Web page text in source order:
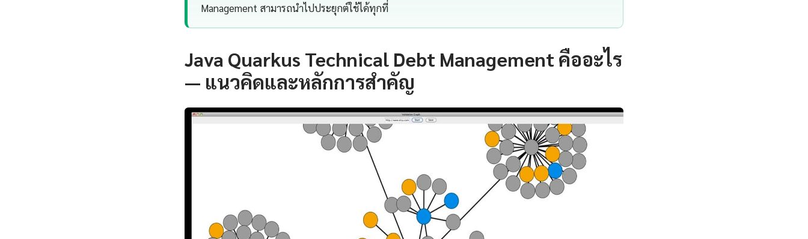
Management สามารถนำไปประยุกต์ใช้ได้ทุกที่
Java Quarkus Technical Debt Management คืออะไร
— แนวคิดและหลักการสำคัญ